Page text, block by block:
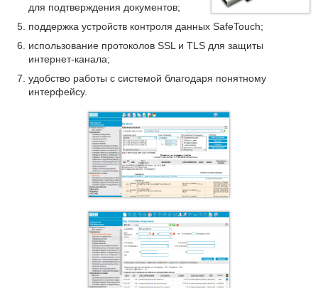
для подтверждения документов;
поддержка устройств контроля данных SafeTouch;
использование протоколов SSL и TLS для защиты
интернет-канала;
удобство работы с системой благодаря понятному
интерфейсу.